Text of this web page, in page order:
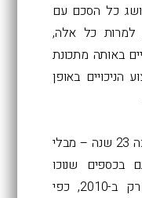
כל הסכם עם
למרות כל אלה,
באותה מתכונת
הניכויים באופן
לטענת העובדים, תקופה זו נמשכה 23 שנה – מבלי
בכספים שנוכו
משכרם במשך שנים ארוכות. רק ב-2010, כפי